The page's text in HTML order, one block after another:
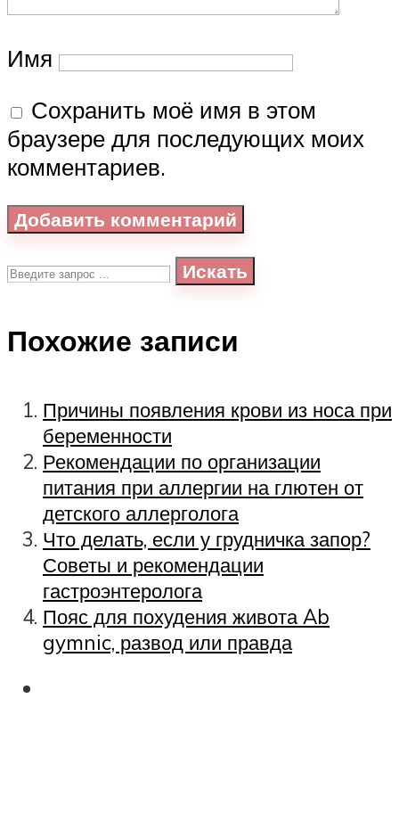
Имя
Сохранить моё имя в этом
браузере для последующих моих
комментариев.
Искать
Похожие записи
Причины появления крови из носа при
беременности
Рекомендации по организации
питания при аллергии на глютен от
детского аллерголога
Что делать, если у грудничка запор?
Советы и рекомендации
гастроэнтеролога
Пояс для похудения живота Ab
gymnic, развод или правда